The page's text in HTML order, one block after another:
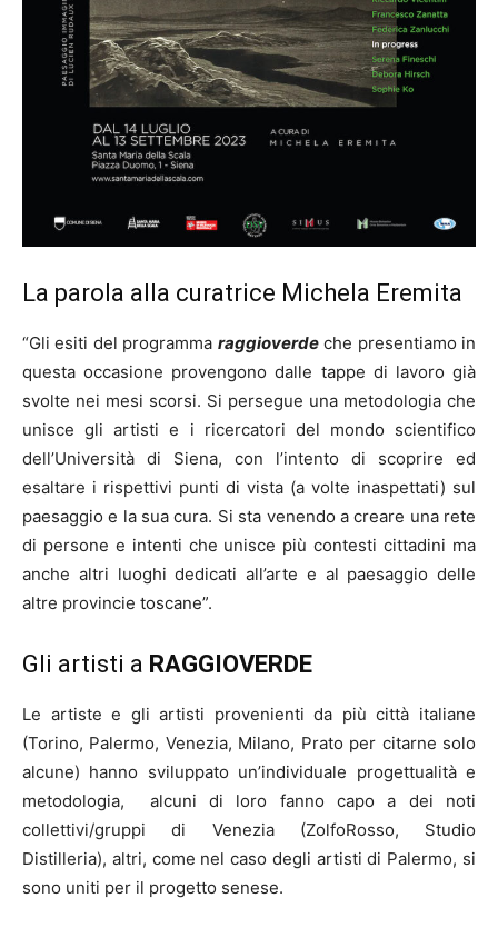
La parola alla curatrice Michela Eremita
“Gli esiti del programma raggioverdeche presentiamo in
questa occasione provengono dalle tappe di lavoro già
svolte nei mesi scorsi. Si persegue una metodologia che
unisce gli artisti e i ricercatori del mondo scientifico
dell’Università di Siena, con l’intento di scoprire ed
esaltare i rispettivi punti di vista (a volte inaspettati) sul
paesaggio e la sua cura. Si sta venendo a creare una rete
di persone e intenti che unisce più contesti cittadini ma
anche altri luoghi dedicati all’arte e al paesaggio delle
altre provincie toscane”.
Gli artisti a RAGGIOVERDE
Le artiste e gli artisti provenienti da più città italiane
(Torino, Palermo, Venezia, Milano, Prato per citarne solo
alcune) hanno sviluppato un’individuale progettualità e
metodologia,
alcuni di loro fanno capo a dei noti
collettivi/gruppi di Venezia (ZolfoRosso, Studio
Distilleria), altri, come nel caso degli artisti di Palermo, si
sono uniti per il progetto senese.